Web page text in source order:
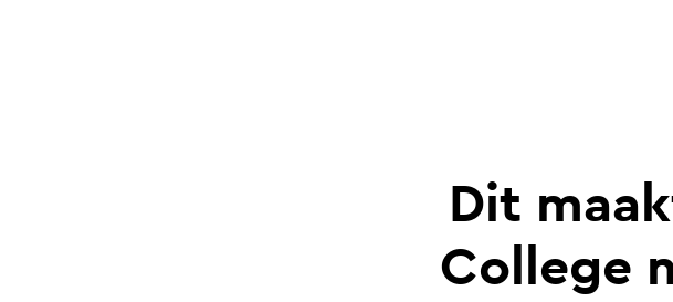
Dit
College